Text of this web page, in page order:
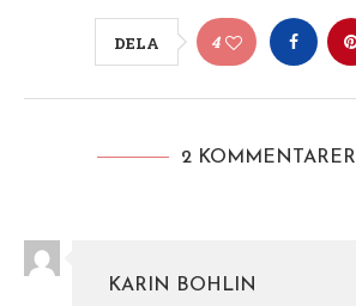
DELA 4
2 KOMMENTARER
KARIN BOHLIN